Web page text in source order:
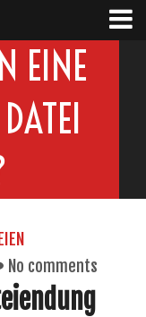
EINE
No comments